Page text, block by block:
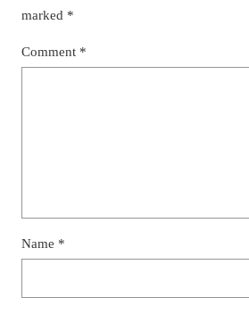
marked *
Comment *
Name *